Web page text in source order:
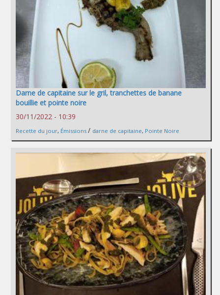
Darne de capitaine sur le gril, tranchettes de banane
bouillie et pointe noire
30/11/2022 - 10:39
Recette du jour, Émissions / darne de capitaine, Pointe Noire